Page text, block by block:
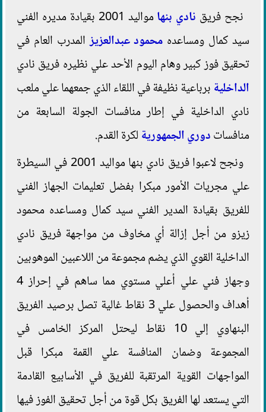
نجح فريق نادي بنها
مواليد 2001 بقيادة مديره الفني
سيد كمال ومساعده محمود عبدالعزيزالمدرب العام في
تحقيق فوز كبير وهام اليوم الأحد علي نظيره فريق نادي
الداخلية برباعية نظيفة في اللقاء الذي جمعهما علي ملعب
نادي الداخلية في إطار منافسات الجولة السابعة من
منافساتدوري الجمهورية لكرة القدم.
ونجح لاعبوا فريق نادي بنها مواليد 2001 في السيطرة
علي مجريات الأمور مبكرا بفضل تعليمات الجهاز الفني
للفريق بقيادة المدير الفني سيد كمال ومساعده محمود
زيزو من أجل إزالة أي مخاوف من مواجهة فريق نادي
الداخلية القوي الذي يضم مجموعة من اللاعبين الموهوبين
وجهاز فني علي أعلي مستوي مما ساهم في إحراز 4
أهداف والحصول علي 3 نقاط غالية تصل برصيد الفريق
البنهاوي إلي 10 نقاط ليحتل المركز الخامس في
المجموعة وضمان المنافسة علي القمة مبكرا قبل
المواجهات القوية المرتقبة للفريق في الأسابيع القادمة
التي يستعد لها الفريق بكل قوة من أجل تحقيق الفوز فيها